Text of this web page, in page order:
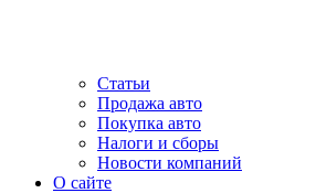
Статьи
Продажа авто
Покупка авто
Налоги и сборы
Новости компаний
О сайте